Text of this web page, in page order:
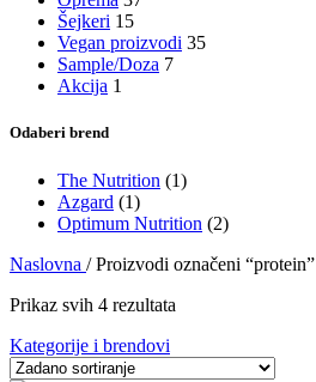
Šejkeri 15
Vegan proizvodi 35
Sample/Doza 7
Akcija 1
Odaberi brend
The Nutrition (1)
Azgard (1)
Optimum Nutrition (2)
Naslovna / Proizvodi označeni “protein”
Prikaz svih 4 rezultata
Kategorije i brendovi